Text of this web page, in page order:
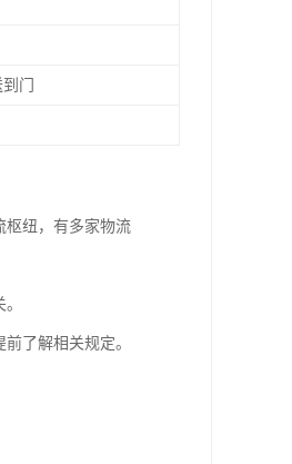
门
枢纽，有多家物流
了解相关规定。